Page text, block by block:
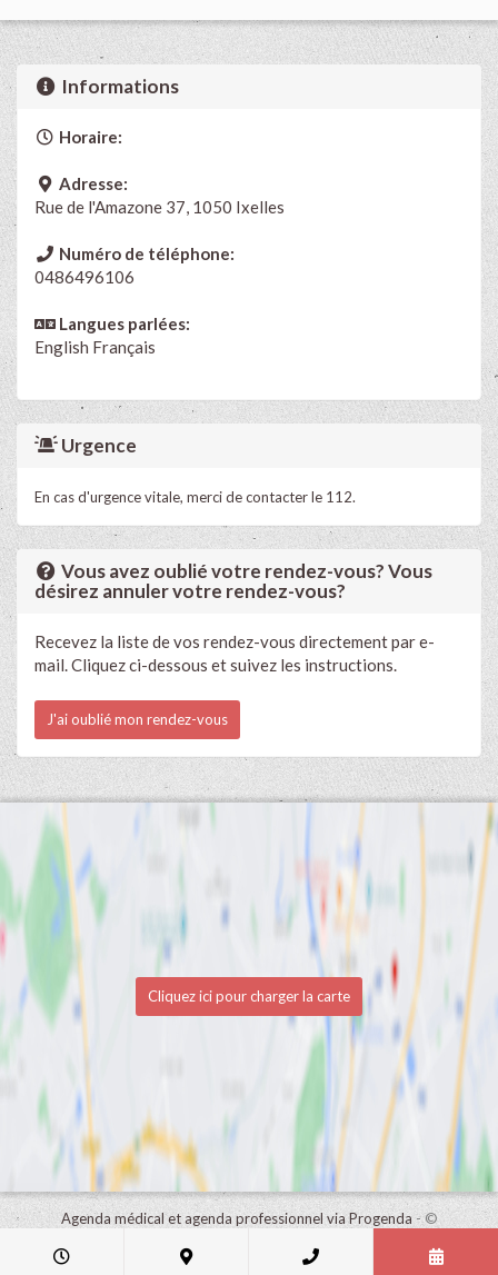
Informations
Horaire:
Adresse:
Rue de l'Amazone 37, 1050 Ixelles
Numéro de téléphone:
0486496106
Langues parlées:
English Français
Urgence
En cas d'urgence vitale, merci de contacter le 112.
Vous avez oublié votre rendez-vous? Vous
désirez annuler votre rendez-vous?
Recevez la liste de vos rendez-vous directement par e-
mail. Cliquez ci-dessous et suivez les instructions.
J'ai oublié mon rendez-vous
Cliquez ici pour charger la carte
Agenda médical et agenda professionnel via Progenda- ©